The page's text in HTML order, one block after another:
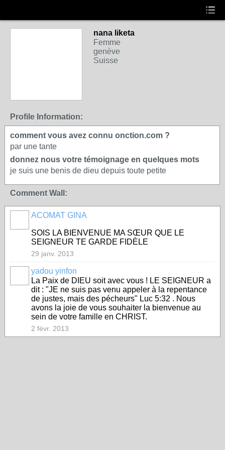
nana liketa
Femme
genève
Suisse
Profile Information:
comment vous avez connu onction.com ?
par une tante
donnez nous votre témoignage en quelques mots
je suis une benis de dieu depuis toute petite
Comment Wall:
ACOMAT GINA
SOIS LA BIENVENUE MA SŒUR QUE LE
SEIGNEUR TE GARDE FIDÈLE
29 janv. 2013
yadou yinfon
La Paix de DIEU soit avec vous ! LE SEIGNEUR a
dit : "JE ne suis pas venu appeler à la repentance
de justes, mais des pécheurs" Luc 5:32 . Nous
avons la joie de vous souhaiter la bienvenue au
sein de votre famille en CHRIST.
2 févr. 2013